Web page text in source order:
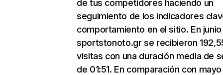
de tus competidores haciendo un
seguimiento de los indicadores
comportamiento en el sitio. En junio
sportstonoto.gr se recibieron
visitas con una duración media de
de 01:51. En comparación con